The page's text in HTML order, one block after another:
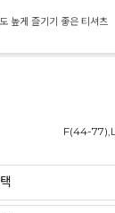
높게 즐기기 좋은 티셔츠
F(44-